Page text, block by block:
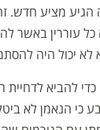
מציע חדש.
עוררין באשר
יכול היה
כדי להביא